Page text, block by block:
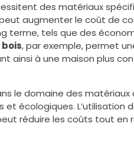
des matériaux
augmenter le coût de
terme, tels que des
, par exemple, permet
ainsi à une maison plus
le domaine des
écologiques. L’utilisation
réduire les coûts tout en